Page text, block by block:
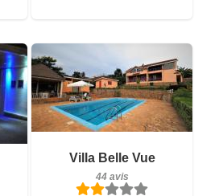
Villa Belle Vue
44 avis
Petit-déjeuner inclus
44 avis